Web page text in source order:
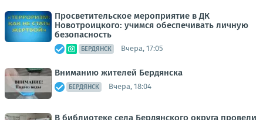
Просветительское мероприятие в ДК
Новотроицкого: учимся обеспечивать личную
безопасность
БЕРДЯНСК Вчера, 17:05
Вниманию жителей Бердянска
БЕРДЯНСК Вчера, 18:04
В библиотеке села Бердянского округа провели